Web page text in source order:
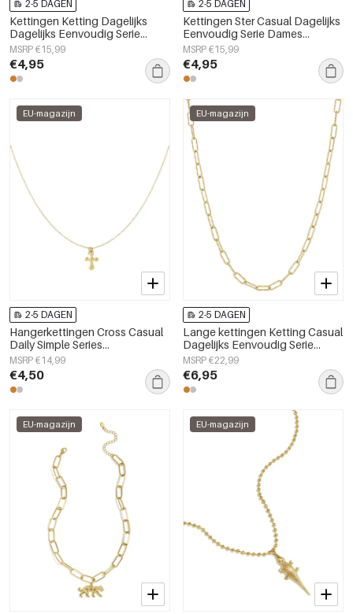
2-5 DAGEN
Kettingen Ketting Dagelijks
Dagelijks Eenvoudig Serie
Dames sieraden
MSRP €15,99
€4,95
2-5 DAGEN
Kettingen Ster Casual Dagelijks
Eenvoudig Serie Dames
sieraden
MSRP €15,99
€4,95
EU-magazijn
2-5 DAGEN
Hangerkettingen Cross Casual
Daily Simple Series
Damessieraden
MSRP €14,99
€4,50
EU-magazijn
2-5 DAGEN
Lange kettingen Ketting Casual
Dagelijks Eenvoudig Serie
Dames sieraden
MSRP €22,99
€6,95
EU-magazijn EU-magazijn